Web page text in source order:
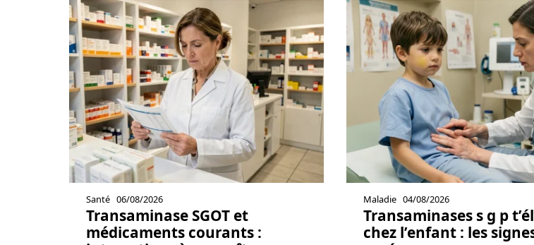
Santé 06/08/2026
Transaminase SGOT et
médicaments courants :
Maladie 04/08/2026
Transaminases s g p
chez l’enfant : les